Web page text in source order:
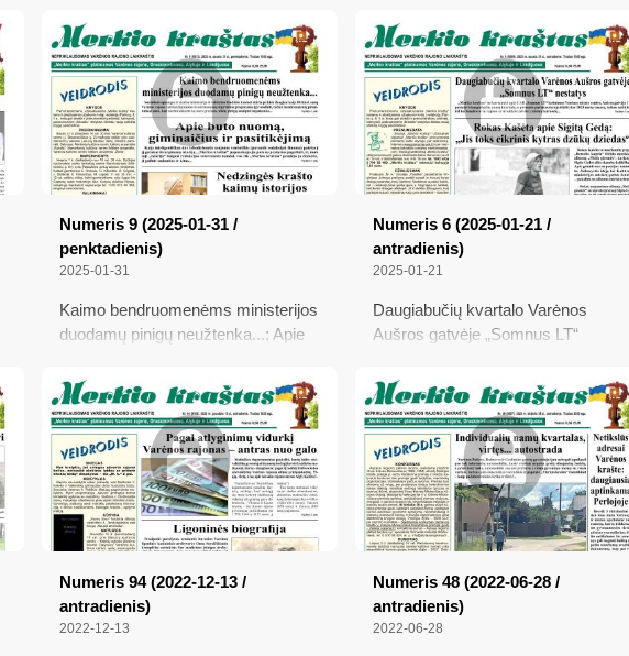
1941-ųjų birželio 22–28 dienų
sukilimo atgarsiai Dzūkijoje;
Atsiėmę pensijas iš fondų gali
nebegauti paramos
per Butrimonių miestelį atvyko į
Alytų slaptas pasiuntinys ir,
susiradęs antisovietinio pogrindžio
vadus, pranešė, kad lietuviai
ruoštųsi sukilimui nelaukdami į
Lietuvą įžengsiančios Vokietijos
kariuomenės...
Numeris 9 (2025-01-31 /
penktadienis)
2025-01-31
Kaimo bendruomenėms ministerijos
duodamų pinigų neužtenka...; Apie
pasitikėjimą; Nedzingės krašto
kaimų istorijos; Apie Barborą
Radvilaitę ir neseniai surastas
Lietuvos valdovų insignijas;
Tūkstančiams vairuotojų sustabdyta
teisė vairuoti
Numeris 6 (2025-01-21 /
antradienis)
2025-01-21
Daugiabučių kvartalo Varėnos
Aušros gatvėje „Somnus LT“
Gedą: „Jis toks cikrinis kytras
dzūkų dziedas“; Jaunoji karta apie
klimato kaitą; Žygimantas Augustas
– ne tik Barboros Radvilaitės
mylimasis
Numeris 94 (2022-12-13 /
antradienis)
2022-12-13
Numeris 48 (2022-06-28 /
antradienis)
2022-06-28